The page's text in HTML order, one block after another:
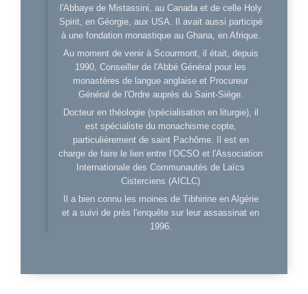
l'Abbaye de Mistassini, au Canada et de celle Holy
Spirit, en Géorgie, aux USA. Il avait aussi participé
à une fondation monastique au Ghana, en Afrique.
Au moment de venir à Scourmont, il était, depuis
1990, Conseiller de l'Abbé Général pour les
monastères de langue anglaise et Procureur
Général de l'Ordre auprès du Saint-Siège.
Docteur en théologie (spécialisation en liturgie), il
est spécialiste du monachisme copte,
particulièrement de saint Pachôme. Il est en
charge de faire le lien entre l’OCSO et l'Association
Internationale des Communautés de Laïcs
Cisterciens (AICLC)
Il a bien connu les moines de Tibhirine en Algérie
et a suivi de près l'enquête sur leur assassinat en
1996.